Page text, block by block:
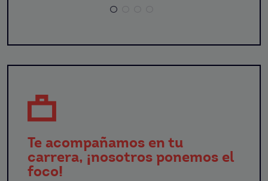
Te acompañamos en tu
carrera, ¡nosotros ponemos el
foco!